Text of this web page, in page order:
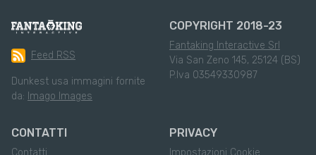
Feed RSS
Dunkest usa immagini fornite
da: Imago Images
COPYRIGHT 2018-23
Fantaking Interactive Srl
Via San Zeno 145, 25124 (BS)
P.Iva 03549330987
CONTATTI
Contatti
PRIVACY
Impostazioni Cookie